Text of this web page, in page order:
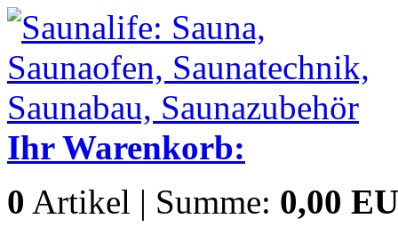
Ihr Warenkorb:
0 Artikel | Summe: 0,00